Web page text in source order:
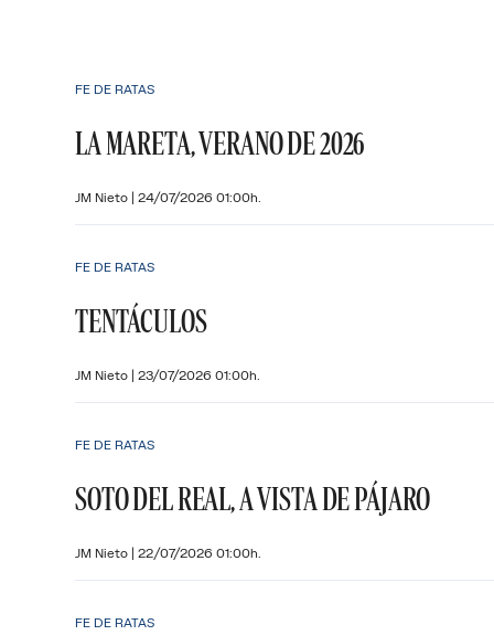
FE DE RATAS
LA MARETA, VERANO DE 2026
JM Nieto | 24/07/2026 01:00h.
FE DE RATAS
TENTÁCULOS
JM Nieto | 23/07/2026 01:00h.
FE DE RATAS
SOTO DEL REAL, A VISTA DE PÁJARO
JM Nieto | 22/07/2026 01:00h.
FE DE RATAS